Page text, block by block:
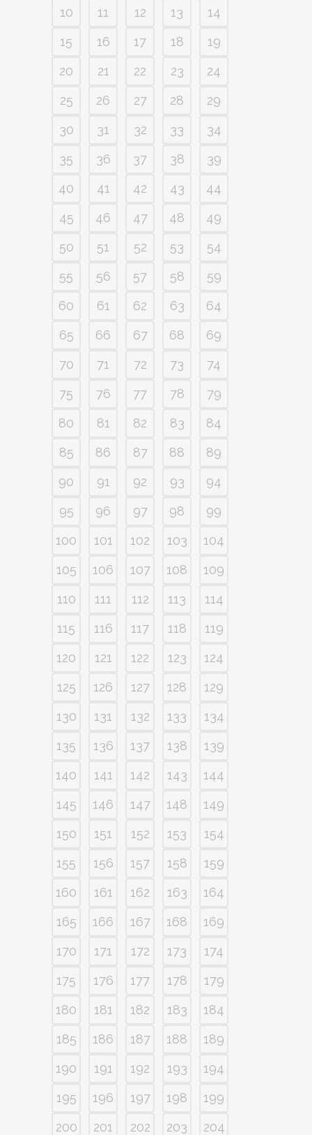
10
11 12 13
14
15
16 17 18
19
20
21 22 23
24
25
26 27 28
29
30
31 32 33
34
35
36 37 38
39
40
41 42 43
44
45
46 47 48
49
50
51 52 53
54
55
56 57 58
59
60
61 62 63
64
65
66 67 68
69
70
71 72 73
74
75
76 77 78
79
80
81 82 83
84
85
86 87 88
89
90
91 92 93
94
95
96 97 98
99
100
101 102 103
104
105
106 107 108
109
110
111 112 113
114
115
116 117 118
119
120
121 122 123
124
125
126 127 128
129
130
131 132 133
134
135
136 137 138
139
140
141 142 143
144
145
146 147 148
149
150
151 152 153
154
155
156 157 158
159
160
161 162 163
164
165
166 167 168
169
170
171 172 173
174
175
176 177 178
179
180
181 182 183
184
185
186 187 188
189
190
191 192 193
194
195
196 197 198
199
200
201 202 203
204